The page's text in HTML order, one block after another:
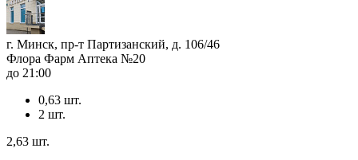
г. Минск, пр-т Партизанский, д. 106/46
Флора Фарм Аптека №20
до 21:00
0,63 шт.
2 шт.
2,63 шт.